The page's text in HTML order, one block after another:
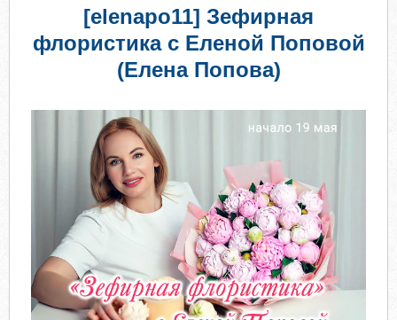
[elenapo11] Зефирная
флористика с Еленой Поповой
(Елена Попова)